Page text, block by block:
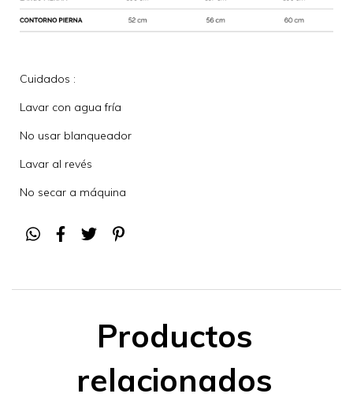
Cuidados :
Lavar con agua fría
No usar blanqueador
Lavar al revés
No secar a máquina
Productos
relacionados